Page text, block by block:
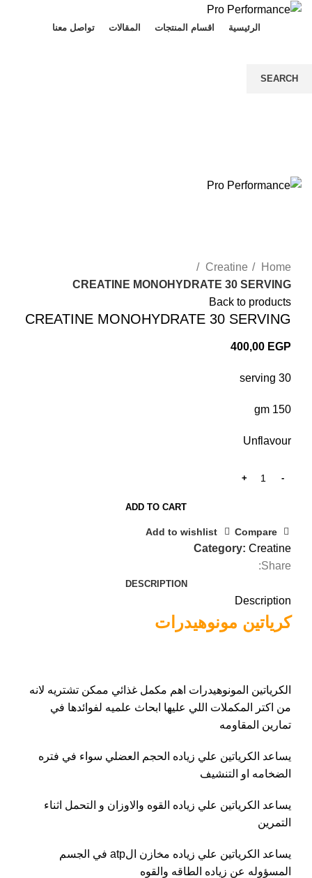
الرئيسية اقسام المنتجات المقالات تواصل معنا
Home
Creatine
CREATINE MONOHYDRATE 30 SERVING
Back to products
CREATINE MONOHYDRATE 30 SERVING
400,00 EGP
30 serving
150 gm
Unflavour
ADD TO CART
Compare
Add to wishlist
Category: Creatine
Share:
DESCRIPTION
Description
كرياتين مونوهيدرات
الكرياتين المونوهيدرات اهم مكمل غذائي ممكن تشتريه لانه
من اكتر المكملات اللي عليها ابحاث علميه لفوائدها في
تمارين المقاومه
يساعد الكرياتين علي زياده الحجم العضلي سواء في فتره
الضخامه او التنشيف
يساعد الكرياتين علي زياده القوه والاوزان و التحمل اثناء
التمرين
يساعد الكرياتين علي زياده مخازن الatp في الجسم
المسؤوله عن زياده الطاقه والقوه
SEARCH